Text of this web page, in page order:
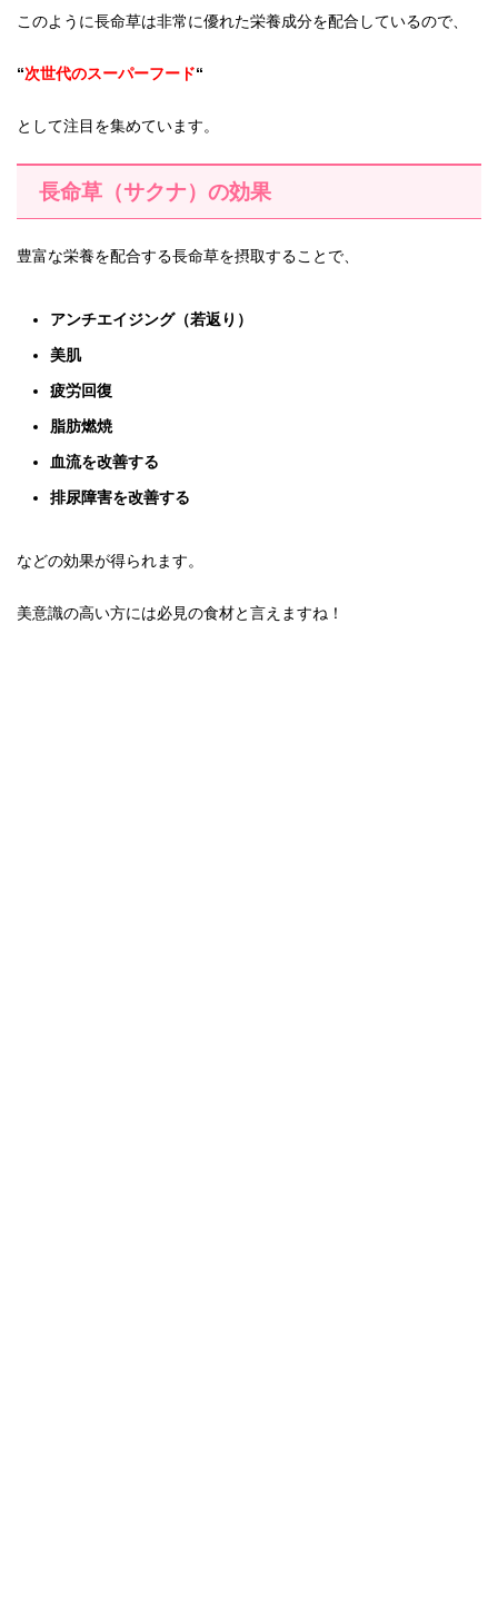
このように長命草は非常に優れた栄養成分を配合しているので、
“次世代のスーパーフード“
として注目を集めています。
長命草（サクナ）の効果
豊富な栄養を配合する長命草を摂取することで、
アンチエイジング（若返り）
美肌
疲労回復
脂肪燃焼
血流を改善する
排尿障害を改善する
などの効果が得られます。
美意識の高い方には必見の食材と言えますね！